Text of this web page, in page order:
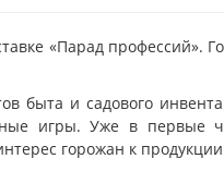
«Парад профессий».
быта и садового
игры. Уже в
горожан к